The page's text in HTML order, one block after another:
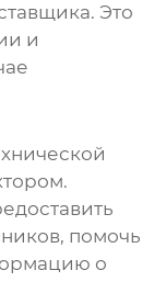
Это
и
помочь
о